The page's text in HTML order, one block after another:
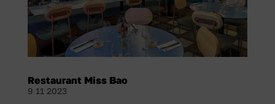
Restaurant Miss Bao
9 11 2023